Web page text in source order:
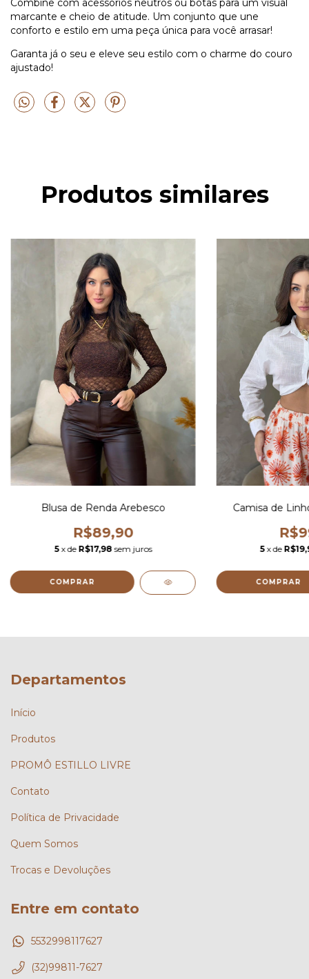
Combine com acessórios neutros ou botas para um visual
marcante e cheio de atitude. Um conjunto que une
conforto e estilo em uma peça única para você arrasar!
Garanta já o seu e eleve seu estilo com o charme do couro
ajustado!
Produtos similares
Blusa de Renda Arebesco
R$89,90
5 x de R$17,98 sem juros
COMPRAR
Camisa de
5 x de
COMPRAR
Departamentos
Início
Produtos
PROMÔ ESTILLO LIVRE
Contato
Política de Privacidade
Quem Somos
Trocas e Devoluções
Entre em contato
5532998117627
(32)99811-7627